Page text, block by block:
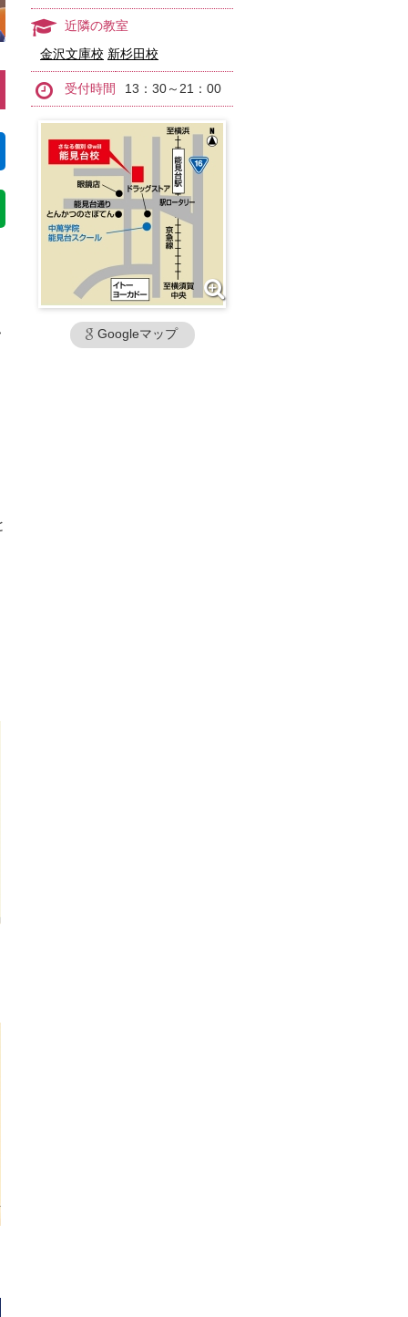
近隣の教室
金沢文庫校 新杉田校
受付時間 13：30～21：00
Googleマップ